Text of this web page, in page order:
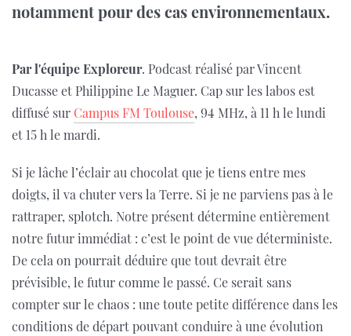
notamment pour des cas environnementaux.
Par l'équipe Exploreur. Podcast réalisé par Vincent
Ducasse et Philippine Le Maguer. Cap sur les labos est
diffusé sur Campus FM Toulouse, 94 MHz, à 11 h le lundi
et 15 h le mardi.
Si je lâche l’éclair au chocolat que je tiens entre mes
doigts, il va chuter vers la Terre. Si je ne parviens pas à le
rattraper, splotch. Notre présent détermine entièrement
notre futur immédiat : c’est le point de vue déterministe.
De cela on pourrait déduire que tout devrait être
prévisible, le futur comme le passé. Ce serait sans
compter sur le chaos : une toute petite différence dans les
conditions de départ pouvant conduire à une évolution